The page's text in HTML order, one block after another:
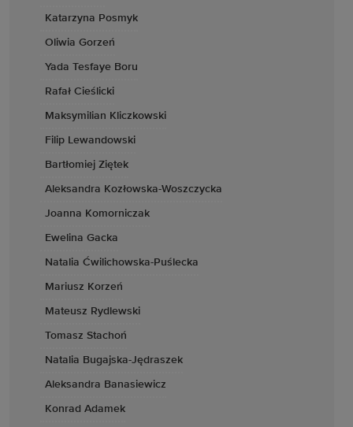
Katarzyna Posmyk
Oliwia Gorzeń
Yada Tesfaye Boru
Rafał Cieślicki
Maksymilian Kliczkowski
Filip Lewandowski
Bartłomiej Ziętek
Aleksandra Kozłowska-Woszczycka
Joanna Komorniczak
Ewelina Gacka
Natalia Ćwilichowska-Puślecka
Mariusz Korzeń
Mateusz Rydlewski
Tomasz Stachoń
Natalia Bugajska-Jędraszek
Aleksandra Banasiewicz
Konrad Adamek